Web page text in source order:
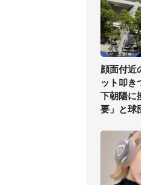
顔面付近
ット叩き
下朝陽に
要」と球